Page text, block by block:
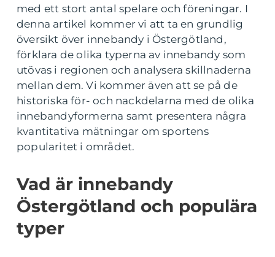
med ett stort antal spelare och föreningar. I
denna artikel kommer vi att ta en grundlig
översikt över innebandy i Östergötland,
förklara de olika typerna av innebandy som
utövas i regionen och analysera skillnaderna
mellan dem. Vi kommer även att se på de
historiska för- och nackdelarna med de olika
innebandyformerna samt presentera några
kvantitativa mätningar om sportens
popularitet i området.
Vad är innebandy
Östergötland och populära
typer